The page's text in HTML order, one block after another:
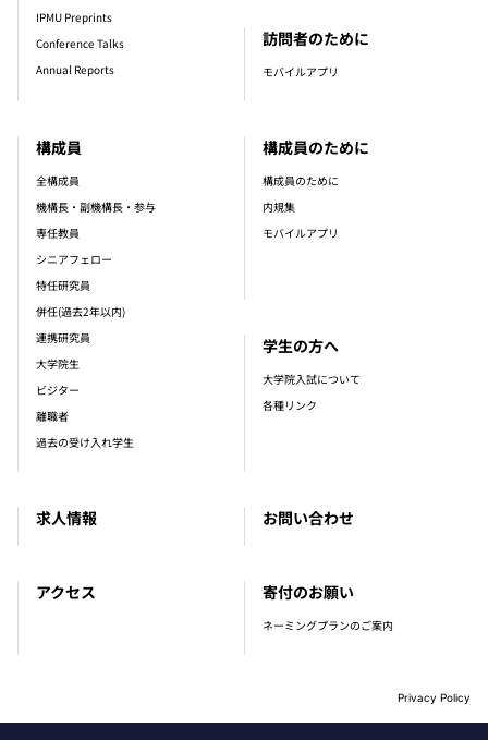
構成員
全構成員
機構長・副機構長・参与
専任教員
シニアフェロー
特任研究員
併任(過去2年以内)
連携研究員
大学院生
ビジター
離職者
過去の受け入れ学生
IPMU Preprints
Conference Talks
Annual Reports
求人情報
訪問者のために
モバイルアプリ
構成員のために
構成員のために
内規集
モバイルアプリ
学生の方へ
大学院入試について
各種リンク
アクセス
お問い合わせ
寄付のお願い
ネーミングプランのご案内
Privacy Policy